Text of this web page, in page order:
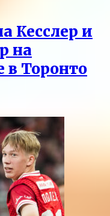
Кесслер и
на
в Торонто